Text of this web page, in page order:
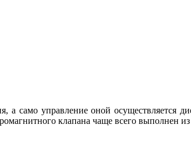
а само управление оной осуществляется
клапана чаще всего выполнен